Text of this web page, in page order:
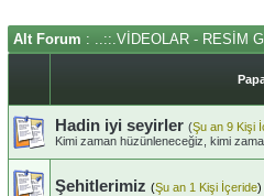
Alt Forum : ..::.VİDEOLAR - RESİM
Hadin iyi seyirler (Şu an 9 Kişi
Kimi zaman hüzünleneceğiz, kimi
Şehitlerimiz (Şu an 1 Kişi İçeride)